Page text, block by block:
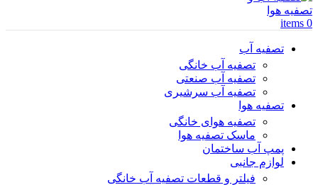
0
items
تصفیه آب
تصفیه آب خانگی
تصفیه آب صنعتی
تصفیه آب سرشیری
تصفیه هوا
تصفیه هوای خانگی
ماسک تصفیه هوا
پمپ آب ساختمان
لوازم جانبی
فیلتر و قطعات تصفیه آب خانگی